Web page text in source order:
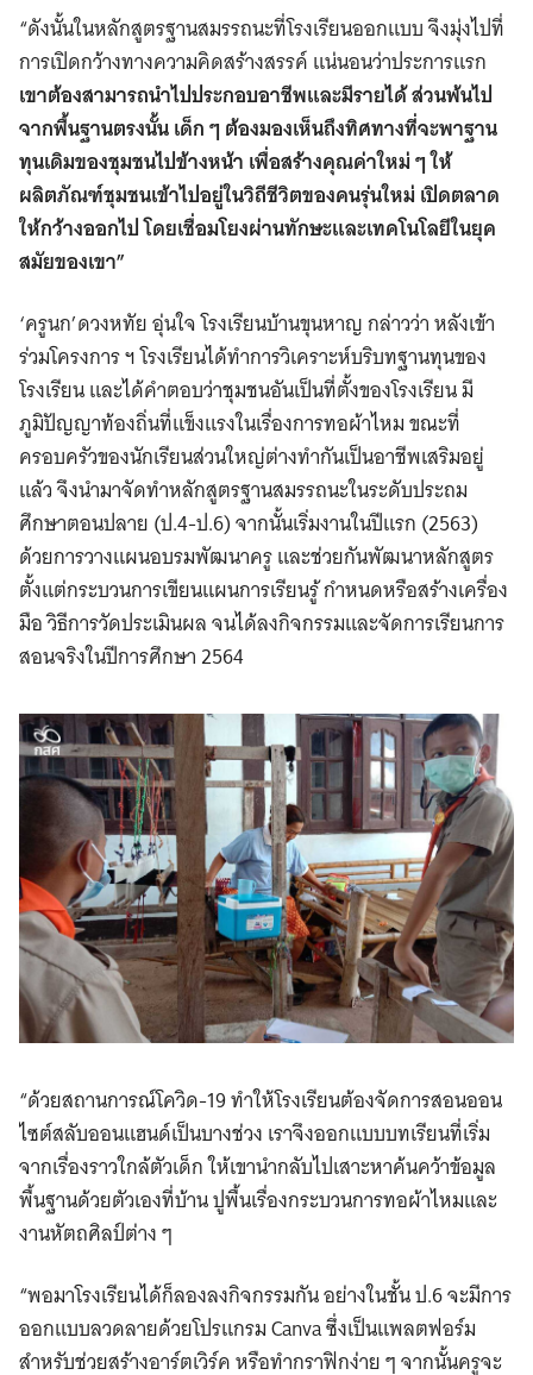
“ดังนั้นในหลักสูตรฐานสมรรถนะที่โรงเรียนออกแบบ จึงมุ่งไปที่
การเปิดกว้างทางความคิดสร้างสรรค์ แน่นอนว่าประการแรก
เขาต้องสามารถนำไปประกอบอาชีพและมีรายได้ ส่วนพ้นไป
จากพื้นฐานตรงนั้น เด็ก ๆ ต้องมองเห็นถึงทิศทางที่จะพาฐาน
ทุนเดิมของชุมชนไปข้างหน้า เพื่อสร้างคุณค่าใหม่ ๆ ให้
ผลิตภัณฑ์ชุมชนเข้าไปอยู่ในวิถีชีวิตของคนรุ่นใหม่ เปิดตลาด
ให้กว้างออกไป โดยเชื่อมโยงผ่านทักษะและเทคโนโลยีในยุค
สมัยของเขา”
‘ครูนก’ดวงหทัย อุ่นใจ โรงเรียนบ้านขุนหาญ กล่าวว่า หลังเข้า
ร่วมโครงการ ฯ โรงเรียนได้ทำการวิเคราะห์บริบทฐานทุนของ
โรงเรียน และได้คำตอบว่าชุมชนอันเป็นที่ตั้งของโรงเรียน มี
ภูมิปัญญาท้องถิ่นที่แข็งแรงในเรื่องการทอผ้าไหม ขณะที่
ครอบครัวของนักเรียนส่วนใหญ่ต่างทำกันเป็นอาชีพเสริมอยู่
แล้ว จึงนำมาจัดทำหลักสูตรฐานสมรรถนะในระดับประถม
ศึกษาตอนปลาย (ป.4-ป.6) จากนั้นเริ่มงานในปีแรก (2563)
ด้วยการวางแผนอบรมพัฒนาครู และช่วยกันพัฒนาหลักสูตร
ตั้งแต่กระบวนการเขียนแผนการเรียนรู้ กำหนดหรือสร้างเครื่อง
มือ วิธีการวัดประเมินผล จนได้ลงกิจกรรมและจัดการเรียนการ
สอนจริงในปีการศึกษา 2564
“ด้วยสถานการณ์โควิด-19 ทำให้โรงเรียนต้องจัดการสอนออน
ไซต์สลับออนแฮนด์เป็นบางช่วง เราจึงออกแบบบทเรียนที่เริ่ม
จากเรื่องราวใกล้ตัวเด็ก ให้เขานำกลับไปเสาะหาค้นคว้าข้อมูล
พื้นฐานด้วยตัวเองที่บ้าน ปูพื้นเรื่องกระบวนการทอผ้าไหมและ
งานหัตถศิลป์ต่าง ๆ
“พอมาโรงเรียนได้ก็ลองลงกิจกรรมกัน อย่างในชั้น ป.6 จะมีการ
ออกแบบลวดลายด้วยโปรแกรม Canva ซึ่งเป็นแพลตฟอร์ม
สำหรับช่วยสร้างอาร์ตเวิร์ค หรือทำกราฟิกง่าย ๆ จากนั้นครูจะ